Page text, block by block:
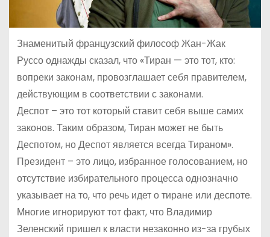
Знаменитый французский философ Жан-Жак
Руссо однажды сказал, что «Тиран — это тот, кто:
вопреки законам, провозглашает себя правителем,
действующим в соответствии с законами.
Деспот – это тот который ставит себя выше самих
законов. Таким образом, Тиран может не быть
Деспотом, но Деспот является всегда Тираном».
Президент – это лицо, избранное голосованием, но
отсутствие избирательного процесса однозначно
указывает на то, что речь идет о тиране или деспоте.
Многие игнорируют тот факт, что Владимир
Зеленский пришел к власти незаконно из-за грубых